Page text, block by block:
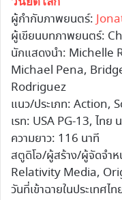
ผู้กำกับภาพยนตร์:
ผู้เขียนบทภาพยนตร์:
นักแสดงนำ: Michelle
Michael Pena,
Rodriguez
แนว/ประเภท: Action,
เรท: USA PG-13, ไทย
ความยาว: 116 นาที
สตูดิโอ/ผู้สร้าง/ผู้จัดจำ
Relativity Media,
วันที่เข้าฉายในประเทศ